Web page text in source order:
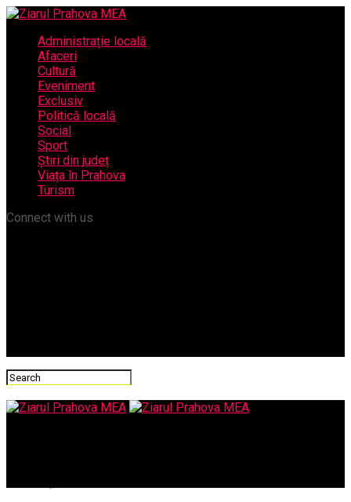
Administrație locală
Afaceri
Cultură
Eveniment
Exclusiv
Politică locală
Social
Sport
Știri din județ
Viața în Prahova
Turism
Connect with us